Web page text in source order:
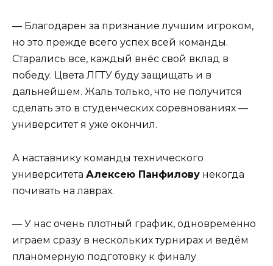
— Благодарен за признание лучшим игроком,
но это прежде всего успех всей команды.
Старались все, каждый внёс свой вклад в
победу. Цвета ЛГТУ буду защищать и в
дальнейшем. Жаль только, что не получится
сделать это в студенческих соревнованиях —
университет я уже окончил.
А наставнику команды технического
университета Алексею Панфилову некогда
почивать на лаврах.
— У нас очень плотный график, одновременно
играем сразу в нескольких турнирах и ведём
планомерную подготовку к финалу